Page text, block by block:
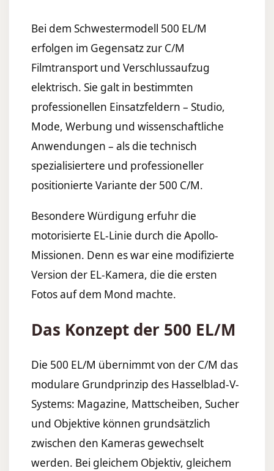
Bei dem Schwestermodell 500 EL/M
erfolgen im Gegensatz zur C/M
Filmtransport und Verschlussaufzug
elektrisch. Sie galt in bestimmten
professionellen Einsatzfeldern – Studio,
Mode, Werbung und wissenschaftliche
Anwendungen – als die technisch
spezialisiertere und professioneller
positionierte Variante der 500 C/M.
Besondere Würdigung erfuhr die
motorisierte EL-Linie durch die Apollo-
Missionen. Denn es war eine modifizierte
Version der EL-Kamera, die die ersten
Fotos auf dem Mond machte.
Das Konzept der 500 EL/M
Die 500 EL/M übernimmt von der C/M das
modulare Grundprinzip des Hasselblad-V-
Systems: Magazine, Mattscheiben, Sucher
und Objektive können grundsätzlich
zwischen den Kameras gewechselt
werden. Bei gleichem Objektiv, gleichem